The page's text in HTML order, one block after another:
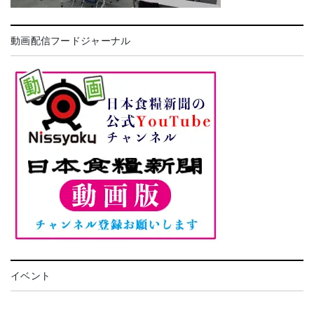
動画配信フードジャーナル
イベント